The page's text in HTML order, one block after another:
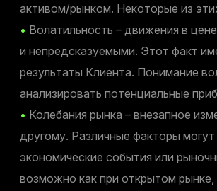
активом/рынком. Некоторые из
• Волатильность – движения в
и непредсказуемыми. Этот факт
результаты Клиента. Понимание
анализировать потенциальные
• Колебания рынка – внезапное
другому. Различные факторы
экономические события или
возможно как при открытом